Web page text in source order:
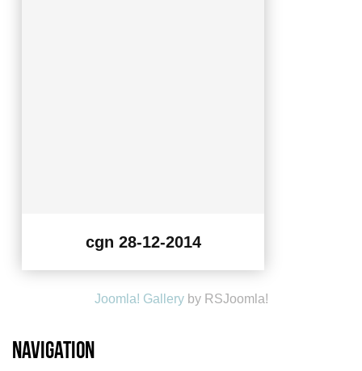
cgn 28-12-2014
Joomla! Galleryby RSJoomla!
Navigation